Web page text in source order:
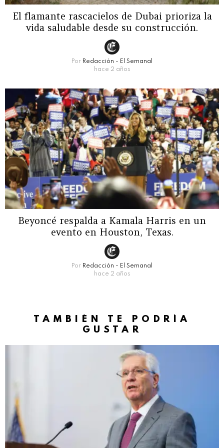
El flamante rascacielos de Dubai prioriza la
vida saludable desde su construcción.
Por Redacción - El Semanal
hace 2 años
Beyoncé respalda a Kamala Harris en un
evento en Houston, Texas.
Por Redacción - El Semanal
hace 2 años
TAMBIÉN TE PODRÍA
GUSTAR